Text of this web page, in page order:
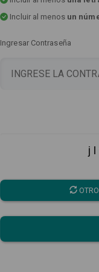
Incluir al menos un
Ingresar Contraseña
j l